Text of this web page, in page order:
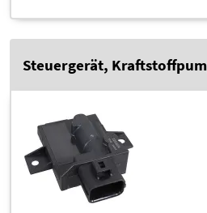
Steuergerät,